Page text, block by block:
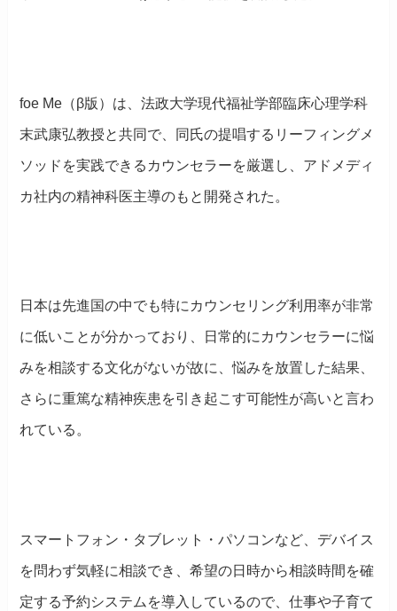
foe Me（β版）は、法政大学現代福祉学部臨床心理学科
末武康弘教授と共同で、同氏の提唱するリーフィングメ
ソッドを実践できるカウンセラーを厳選し、アドメディ
カ社内の精神科医主導のもと開発された。
日本は先進国の中でも特にカウンセリング利用率が非常
に低いことが分かっており、日常的にカウンセラーに悩
みを相談する文化がないが故に、悩みを放置した結果、
さらに重篤な精神疾患を引き起こす可能性が高いと言わ
れている。
スマートフォン・タブレット・パソコンなど、デバイス
を問わず気軽に相談でき、希望の日時から相談時間を確
定する予約システムを導入しているので、仕事や子育て